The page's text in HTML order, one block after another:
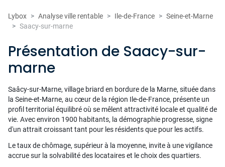
Lybox Analyse ville rentable Ile-de-France
Seine-et-Marne
Saacy-sur-marne
Présentation de Saacy-sur-
marne
Saâcy-sur-Marne, village briard en bordure de la Marne, située dans
la Seine-et-Marne, au cœur de la région Ile-de-France, présente un
profil territorial équilibré où se mêlent attractivité locale et qualité de
vie. Avec environ 1900 habitants, la démographie progresse, signe
d'un attrait croissant tant pour les résidents que pour les actifs.
Le taux de chômage, supérieur à la moyenne, invite à une vigilance
accrue sur la solvabilité des locataires et le choix des quartiers.